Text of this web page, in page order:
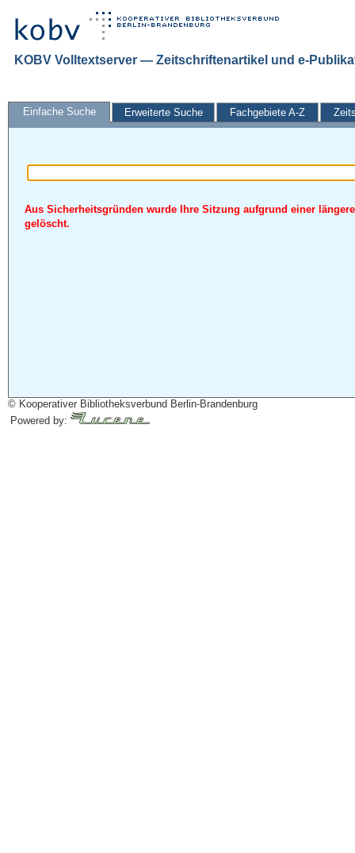
KOBV Volltextserver — Zeitschriftenartikel und e-
Einfache Suche Erweiterte Suche Fachgebiete A-Z
Aus Sicherheitsgründen wurde Ihre Sitzung aufgrund einer
gelöscht.
© Kooperativer Bibliotheksverbund Berlin-Brandenburg
Powered by: